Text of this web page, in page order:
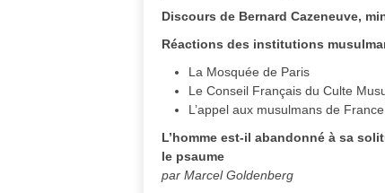
Discours de Bernard Cazeneuve,
Réactions des institutions
La Mosquée de Paris
Le Conseil Français du Culte
L’appel aux musulmans de
L’homme est-il abandonné à sa
le psaume
par Marcel Goldenberg